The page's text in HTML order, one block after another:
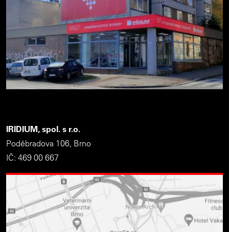
IRIDIUM, spol. s r.o.
Poděbradova 106, Brno
IČ: 469 00 667